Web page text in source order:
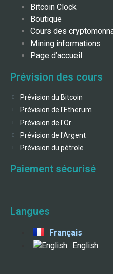
Bitcoin Clock
Boutique
Cours des
Mining informations
Page d’accueil
Prévision des cours
Prévision du Bitcoin
Prévision de l'Etherum
Prévision de l'Or
Prévision de l'Argent
Prévision du pétrole
Paiement sécurisé
Langues
Français
English